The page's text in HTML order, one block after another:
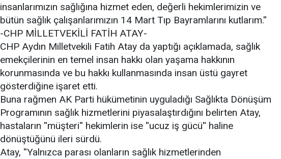
insanlarımızın sağlığına hizmet eden, değerli hekimlerimizin ve
bütün sağlık çalışanlarımızın 14 Mart Tıp Bayramlarını kutlarım.''
-CHP MİLLETVEKİLİ FATİH ATAY-
CHP Aydın Milletvekili Fatih Atay da yaptığı açıklamada, sağlık
emekçilerinin en temel insan hakkı olan yaşama hakkının
korunmasında ve bu hakkı kullanmasında insan üstü gayret
gösterdiğine işaret etti.
Buna rağmen AK Parti hükümetinin uyguladığı Sağlıkta Dönüşüm
Programının sağlık hizmetlerini piyasalaştırdığını belirten Atay,
hastaların ''müşteri'' hekimlerin ise ''ucuz iş gücü'' haline
dönüştüğünü ileri sürdü.
Atay, ''Yalnızca parası olanların sağlık hizmetlerinden